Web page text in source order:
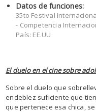
Datos de funciones:
35to Festival
- Competencia
País: EE.UU
El duelo en el cine sobre
Sobre el duelo que
endeblez suficiente que
que pertenece esa chica,